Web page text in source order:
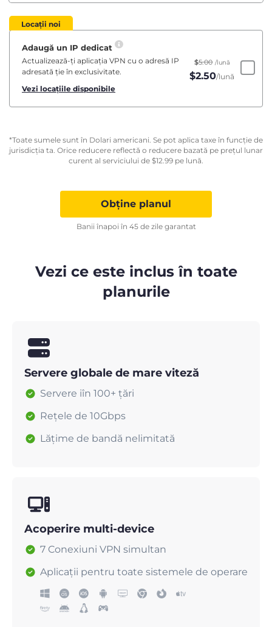
Locații noi
Adaugă un IP dedicat
Actualizează-ți aplicația VPN cu o adresă IP
adresată ție în exclusivitate.
Vezi locațiile disponibile
$5.00 /lună
$2.50/lună
*Toate sumele sunt în Dolari americani. Se pot aplica taxe în funcție de
jurisdicția ta. Orice reducere reflectă o reducere bazată pe prețul lunar
curent al serviciului de $12.99 pe lună.
Obține planul
Banii înapoi în 45 de zile garantat
Vezi ce este inclus în toate
planurile
Servere globale de mare viteză
Servere iîn 100+ țări
Rețele de 10Gbps
Lățime de bandă nelimitată
Acoperire multi-device
7 Conexiuni VPN simultan
Aplicații pentru toate sistemele de operare